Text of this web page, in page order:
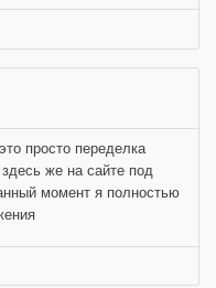
просто переделка
же на сайте под
момент я полностью